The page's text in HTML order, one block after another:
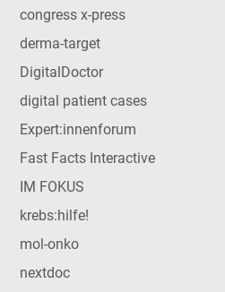
congress x-press
derma-target
DigitalDoctor
digital patient cases
Expert:innenforum
Fast Facts Interactive
IM FOKUS
krebs:hilfe!
mol-onko
nextdoc